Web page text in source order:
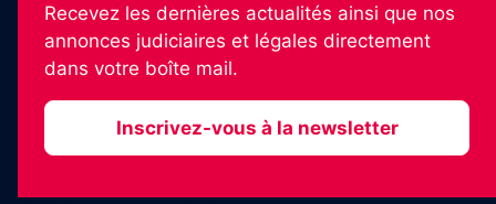
Recevez les dernières actualités ainsi que nos
annonces judiciaires et légales directement
dans votre boîte mail.
Inscrivez-vous à la newsletter